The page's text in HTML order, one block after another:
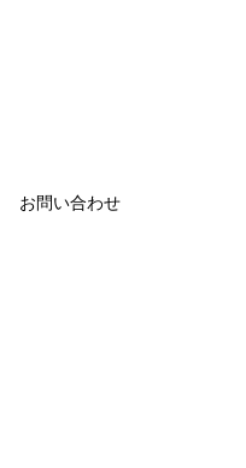
お問い合わせ